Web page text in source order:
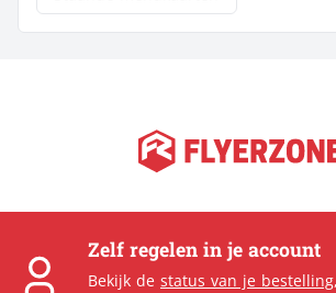
Zelf regelen in je account
Bekijk de status van je bestelling,